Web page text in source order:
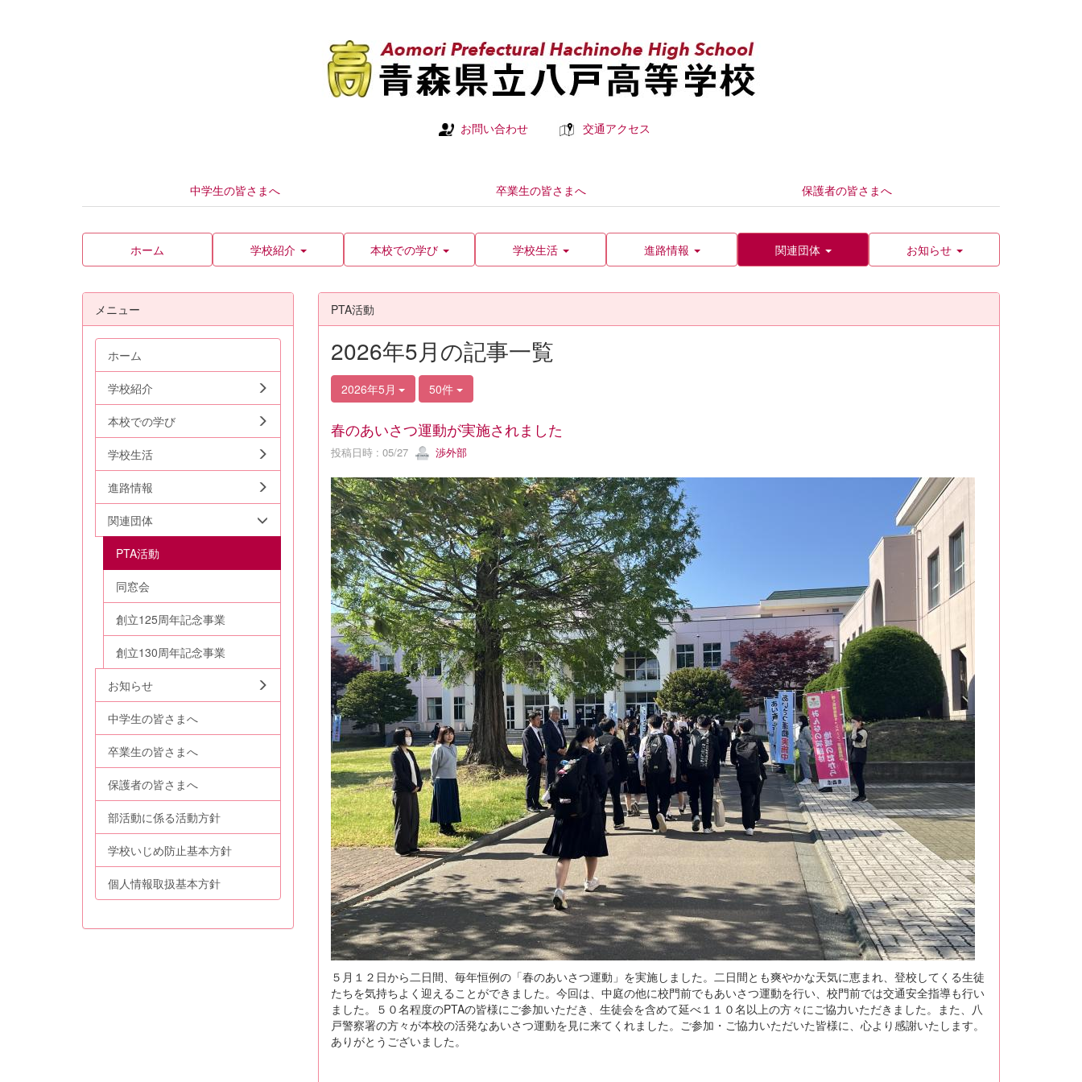
お問い合わせ 交通アクセス
中学生の皆さまへ 卒業生の皆さまへ 保護者の皆さまへ
ホーム 学校紹介 本校での学び 学校生活 進路情報 関連団体 お知らせ
PTA活動
2026年5月の記事一覧
2026年5月 50件
春のあいさつ運動が実施されました
投稿日時 : 05/27 渉外部
５月１２日から二日間、毎年恒例の「春のあいさつ運動」を実施しました。二日間とも爽やかな天気に恵まれ、登校してくる生徒
たちを気持ちよく迎えることができました。今回は、中庭の他に校門前でもあいさつ運動を行い、校門前では交通安全指導も行い
ました。５０名程度のPTAの皆様にご参加いただき、生徒会を含めて延べ１１０名以上の方々にご協力いただきました。また、八
戸警察署の方々が本校の活発なあいさつ運動を見に来てくれました。ご参加・ご協力いただいた皆様に、心より感謝いたします。
ありがとうございました。
メニュー
ホーム
学校紹介
本校での学び
学校生活
進路情報
関連団体
PTA活動
同窓会
創立125周年記念事業
創立130周年記念事業
お知らせ
中学生の皆さまへ
卒業生の皆さまへ
保護者の皆さまへ
部活動に係る活動方針
学校いじめ防止基本方針
個人情報取扱基本方針